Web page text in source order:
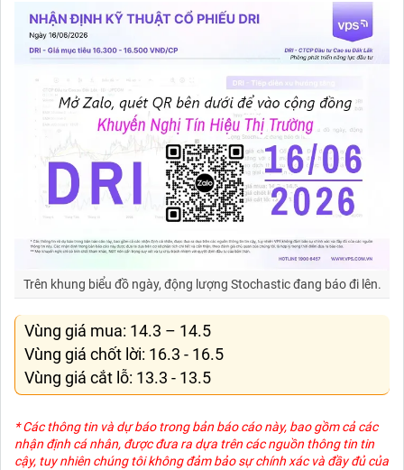
Trên khung biểu đồ ngày, động lượng Stochastic đang báo đi lên.
Vùng giá mua: 14.3 – 14.5
Vùng giá chốt lời: 16.3 - 16.5
Vùng giá cắt lỗ: 13.3 - 13.5
* Các thông tin và dự báo trong bản báo cáo này, bao gồm cả các
nhận định cá nhân, được đưa ra dựa trên các nguồn thông tin tin
cậy, tuy nhiên chúng tôi không đảm bảo sự chính xác và đầy đủ của